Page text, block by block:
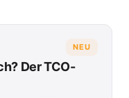
NEU
Der TCO-